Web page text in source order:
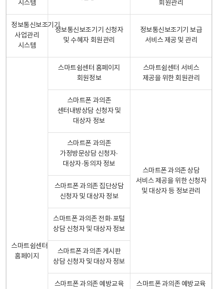
시스템
회원관리
정보통신보조기기
사업관리
시스템
정보통신보조기기 신청자
및 수혜자 회원관리
정보통신보조기기 보급
서비스 제공 및 관리
스마트쉼센터
홈페이지
스마트쉼센터 홈페이지
회원정보
스마트쉼센터 서비스
제공을 위한 회원관리
스마트폰 과의존
센터내방상담 신청자 및
대상자 정보
스마트폰 과의존 상담
서비스 제공을 위한 신청자
및 대상자 등 정보관리
스마트폰 과의존
가정방문상담 신청자·
대상자·동의자 정보
스마트폰 과의존 집단상담
신청자 및 대상자 정보
스마트폰 과의존 전화·포털
상담 신청자 및 대상자 정보
스마트폰 과의존 게시판
상담 신청자 및 대상자 정보
스마트폰 과의존 예방교육
스마트폰 과의존 예방교육